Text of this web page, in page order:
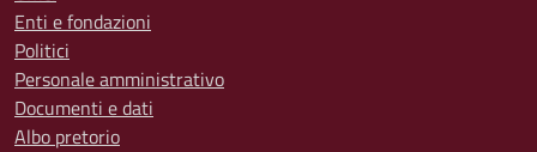
Enti e fondazioni
Politici
Personale amministrativo
Documenti e dati
Albo pretorio